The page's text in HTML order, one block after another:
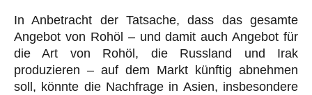
In Anbetracht der Tatsache, dass das gesamte
Angebot von Rohöl –und damit auch Angebot für
die Art von Rohöl, die Russland und Irak
produzieren – auf dem Markt künftig abnehmen
soll, könnte die Nachfrage in Asien, insbesondere